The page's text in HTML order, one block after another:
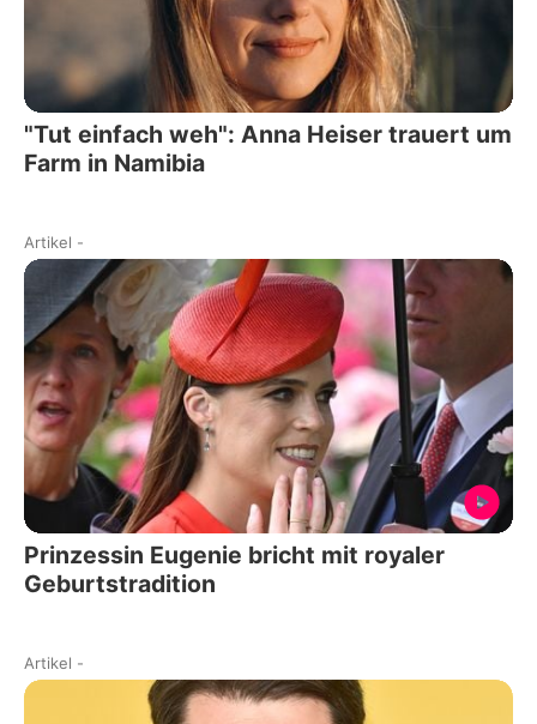
"Tut einfach weh": Anna Heiser trauert um
Farm in Namibia
Artikel -
Prinzessin Eugenie bricht mit royaler
Geburtstradition
Artikel -